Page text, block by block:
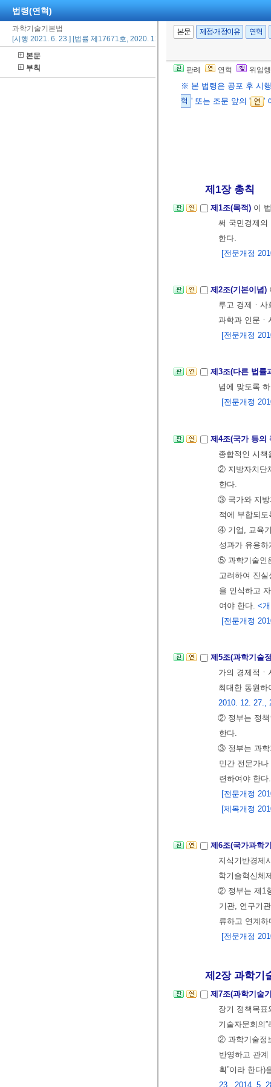
법령(연혁)
과학기술기본법
[시행 2021. 6. 23.] [법률 제17671호, 2020. 12. 22., 일부개정]
본문
부칙
본문 제정·개정이유 연혁
판례 연혁 위임
※ 본 법령은 공포 후 시
혁 ' 또는 조문 앞의 ' '
제1장 총칙
제1조(목적) 이
써 국민경제의
한다.
[전문개정
제2조(기본이념)
루고 경제ㆍ
과학과 인문ㆍ
[전문개정
제3조(다른 법률
념에 맞도록
[전문개정
제4조(국가 등의
종합적인 시책
② 지방자치단
한다.
③ 국가와 지방
적에 부합되
④ 기업, 교육
성과가 유용
⑤ 과학기술인
고려하여 진
을 인식하고
여야 한다. <
[전문개정
제5조(과학기술
가의 경제적
최대한 동원
2010. 12. 27.,
② 정부는 정책
한다.
③ 정부는 과학
민간 전문가
련하여야 한다.
[전문개정
[제목개정
제6조(국가과학
지식기반경제
학기술혁신체
② 정부는 제1
기관, 연구기
류하고 연계
[전문개정
제2장 과학기술
제7조(과학기술
장기 정책목표
기술자문회의
② 과학기술정
반영하고 관
획”이라 한다)
23., 2014. 5.